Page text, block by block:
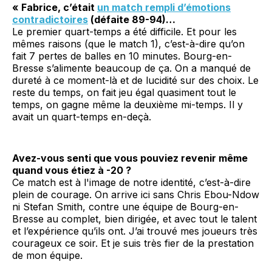
« Fabrice, c’était un match rempli d’émotions
contradictoires (défaite 89-94)…
Le premier quart-temps a été difficile. Et pour les
mêmes raisons (que le match 1), c’est-à-dire qu’on
fait 7 pertes de balles en 10 minutes. Bourg-en-
Bresse s’alimente beaucoup de ça. On a manqué de
dureté à ce moment-là et de lucidité sur des choix. Le
reste du temps, on fait jeu égal quasiment tout le
temps, on gagne même la deuxième mi-temps. Il y
avait un quart-temps en-deçà.
Avez-vous senti que vous pouviez revenir même
quand vous étiez à -20 ?
Ce match est à l'image de notre identité, c’est-à-dire
plein de courage. On arrive ici sans Chris Ebou-Ndow
ni Stefan Smith, contre une équipe de Bourg-en-
Bresse au complet, bien dirigée, et avec tout le talent
et l’expérience qu’ils ont. J’ai trouvé mes joueurs très
courageux ce soir. Et je suis très fier de la prestation
de mon équipe.